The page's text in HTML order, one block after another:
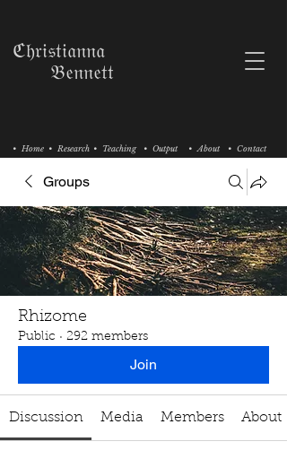
• Research • Teaching
• Home • Output • About • Contact
ℭ𝔥𝔯𝔦𝔰𝔱𝔦𝔞𝔫𝔫𝔞
𝔅𝔢𝔫𝔫𝔢𝔱𝔱
Groups
Rhizome
Public · 292 members
Join
Discussion Media Members About